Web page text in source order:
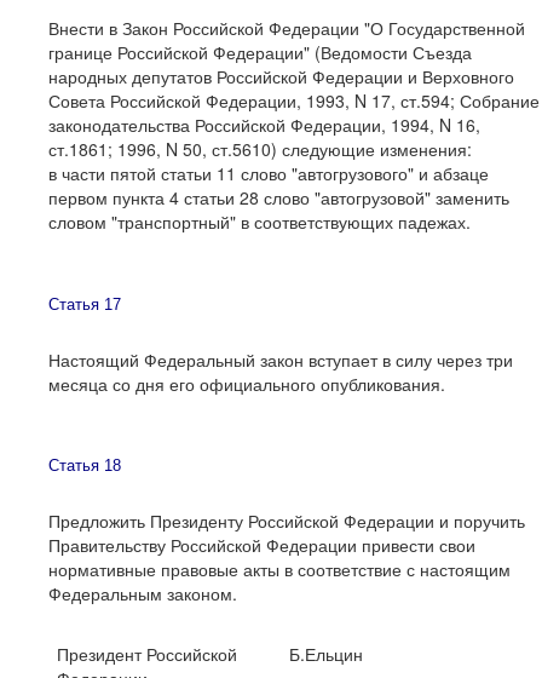
Внести в Закон Российской Федерации "О Государственной
границе Российской Федерации" (Ведомости Съезда
народных депутатов Российской Федерации и Верховного
Совета Российской Федерации, 1993, N 17, ст.594; Собрание
законодательства Российской Федерации, 1994, N 16,
ст.1861; 1996, N 50, ст.5610) следующие изменения:
в части пятой статьи 11 слово "автогрузового" и абзаце
первом пункта 4 статьи 28 слово "автогрузовой" заменить
словом "транспортный" в соответствующих падежах.
Статья 17
Настоящий Федеральный закон вступает в силу через три
месяца со дня его официального опубликования.
Статья 18
Предложить Президенту Российской Федерации и поручить
Правительству Российской Федерации привести свои
нормативные правовые акты в соответствие с настоящим
Федеральным законом.
Президент Российской
Б.Ельцин